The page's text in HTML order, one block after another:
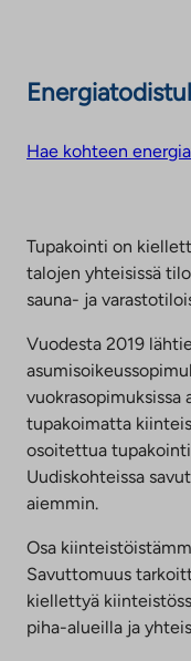
Hae kohteen
Tupakointi on
talojen yhteisissä
sauna- ja
Vuodesta 2019
vuokrasopimuksissa
tupakoimatta
osoitettua
Uudiskohteissa
aiemmin.
Osa
Savuttomuus
kiellettyä
piha-alueilla ja